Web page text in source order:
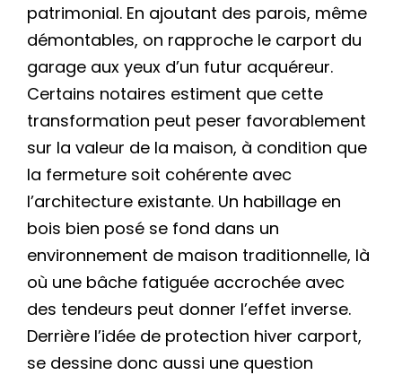
patrimonial. En ajoutant des parois, même
démontables, on rapproche le carport du
garage aux yeux d’un futur acquéreur.
Certains notaires estiment que cette
transformation peut peser favorablement
sur la valeur de la maison, à condition que
la fermeture soit cohérente avec
l’architecture existante. Un habillage en
bois bien posé se fond dans un
environnement de maison traditionnelle, là
où une bâche fatiguée accrochée avec
des tendeurs peut donner l’effet inverse.
Derrière l’idée de protection hiver carport,
se dessine donc aussi une question